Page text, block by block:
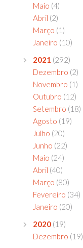
Maio (4)
Abril (2)
Março (1)
Janeiro (10)
2021 (292)
Dezembro (2)
Novembro (1)
Outubro (12)
Setembro (18)
Agosto (19)
Julho (20)
Junho (22)
Maio (24)
Abril (40)
Março (80)
Fevereiro (34)
Janeiro (20)
2020 (19)
Dezembro (19)